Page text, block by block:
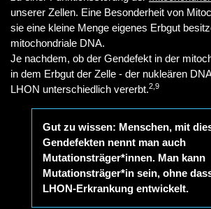
unserer Zellen. Eine Besonderheit von
sie eine kleine Menge eigenes Erbgut
mitochondriale DNA.
Je nachdem, ob der Gendefekt in der
in dem Erbgut der Zelle - der nukleären
LHON unterschiedlich vererbt.2,9
Gut zu wissen: Menschen, mit
Gendefekten nennt man auch
Mutationsträger*innen. Man kann
Mutationsträger*in sein, ohne
LHON-Erkrankung entwickelt.